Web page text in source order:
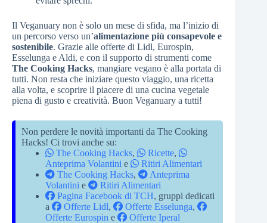
Il Veganuary non è solo un mese di sfida, ma l’inizio di
un percorso verso un’alimentazione più consapevole e
sostenibile. Grazie alle offerte di Lidl, Eurospin,
Esselunga e Aldi, e con il supporto di strumenti come
The Cooking Hacks, mangiare vegano è alla portata di
tutti. Non resta che iniziare questo viaggio, una ricetta
alla volta, e scoprire il piacere di una cucina vegetale
piena di gusto e creatività. Buon Veganuary a tutti!
Non perdere le novità importanti da The Cooking
Hacks! Ci trovi anche su:
The Cooking Hacks, Ricette,
Anteprima Volantini e
Ritiri Alimentari
The Cooking Hacks,
Anteprima
Volantini e
Ritiri Alimentari
Pagina Facebook di TCH, gruppi dedicati
a
Offerte Lidl, Offerte Esselunga,
Offerte Eurospin e Offerte Iperal